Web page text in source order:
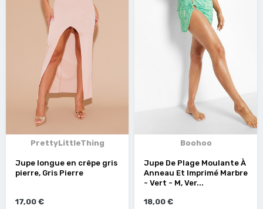
PrettyLittleThing
Jupe longue en crêpe gris
pierre, Gris Pierre
17,00 €
Boohoo
Jupe De Plage Moulante À
Anneau Et Imprimé Marbre
- Vert - M, Ver...
18,00 €